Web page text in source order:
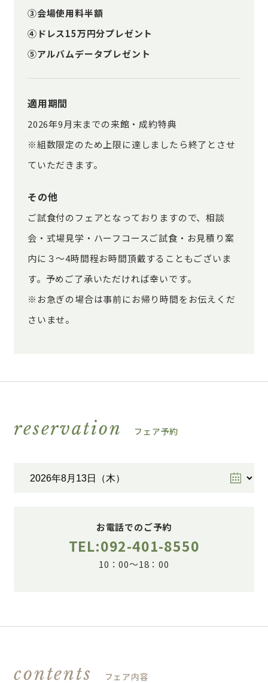
③会場使用料半額
④ドレス15万円分プレゼント
⑤アルバムデータプレゼント
適用期間
2026年9月末までの来館・成約特典
※組数限定のため上限に達しましたら終了とさせ
ていただきます。
その他
ご試食付のフェアとなっておりますので、相談
会・式場見学・ハーフコースご試食・お見積り案
内に３～4時間程お時間頂戴することもございま
す。予めご了承いただければ幸いです。
※お急ぎの場合は事前にお帰り時間をお伝えくだ
さいませ。
reservation フェア予約
お電話でのご予約
TEL:092-401-8550
10：00～18：00
contents フェア内容